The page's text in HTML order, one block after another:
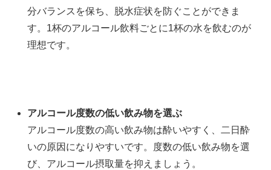
分バランスを保ち、脱水症状を防ぐことができま
す。1杯のアルコール飲料ごとに1杯の水を飲むのが
理想です。
アルコール度数の低い飲み物を選ぶ
アルコール度数の高い飲み物は酔いやすく、二日酔
いの原因になりやすいです。度数の低い飲み物を選
び、アルコール摂取量を抑えましょう。